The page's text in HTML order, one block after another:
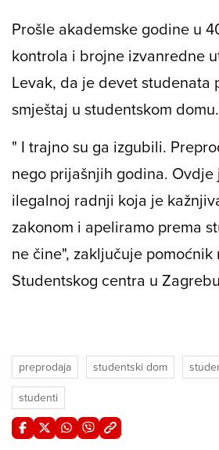
Prošle akademske godine u
kontrola i brojne izvanredne
Levak, da je devet studenata
smještaj u studentskom domu.
" I trajno su ga izgubili.
nego prijašnjih godina.
ilegalnoj radnji koja je
zakonom i apeliramo prema
ne čine", zaključuje pomoćnik
Studentskog centra u
preprodaja studentski dom
studenti